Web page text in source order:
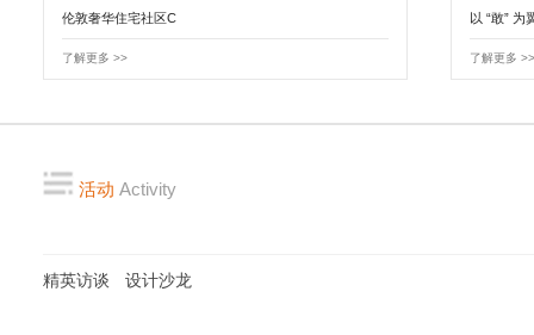
伦敦奢华住宅社区C
了解更多 >>
以 “敢” 为
了解更多
活动 Activity
精英访谈 设计沙龙